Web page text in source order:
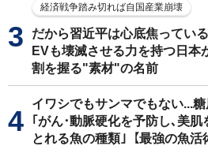
経済戦争踏み切れば自国産業崩壊
だから習近平は心底焦ってい
EVも壊滅させる力を持つ日本
割を握る"素材"の名前
イワシでもサンマでもない...
｢がん･動脈硬化を予防し､美肌
とれる魚の種類｣【最強の魚活